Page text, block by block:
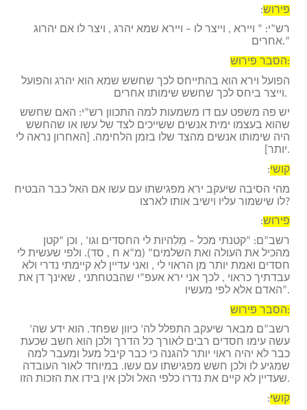
פירוש:
רש”י: ” ויירא , וייצר לו – ויירא שמא יהרג , ויצר לו אם יהרוג
אחרים.”
הסבר פירוש:
הפועל וירא הוא בהתייחס לכך שחשש שמא הוא יהרג והפועל
וייצר ביחס לכך שחשש שימותו אחרים.
יש פה משפט עם דו משמעות למה התכוון רש”י: האם שחשש
שהוא בעצמו ימית אנשים ששייכים לצד של עשו או שהחשש
היה שימותו אנשים מהצד שלו בזמן הלחימה. [האחרון נראה לי
יותר].
קושי:
מהי הסיבה שיעקב ירא מפגישתו עם עשו אם האל כבר הבטיח
לו שישמור עליו וישיב אותו לארצו?
פירוש:
רשב”ם: “קטנתי מכל – מִלִהיות לי החסדים וגו’ , וכן “קטן
מהכיל את העולה ואת השלמים” (מ”א ח , סד). ולפי שעשית לי
חסדים ואמת יותר מן הראוי לי , ואני עדיין לא קיימתי נדרי ולא
עבדתיך כראוי , לכך אני ירא אעפ”י שהבטחתני , שאינך דן את
האדם אלא לפי מעשיו”.
הסבר פירוש:
רשב”ם מבאר שיעקב התפלל לה’ כיוון שפחד. הוא ידע שה’
עשה עימו חסדים רבים לאורך כל הדרך ולכן הוא חשב שכעת
כבר לא יהיה ראוי יותר להגנה כי כבר קיבל מעל ומעבר למה
שמגיע לו ולכן חשש מפגישתו עם עשו. במיוחד לאור העובדה
שעדיין לא קיים את נדרו כלפי האל ולכן אין בידו את הזכות הזו.
קושי: